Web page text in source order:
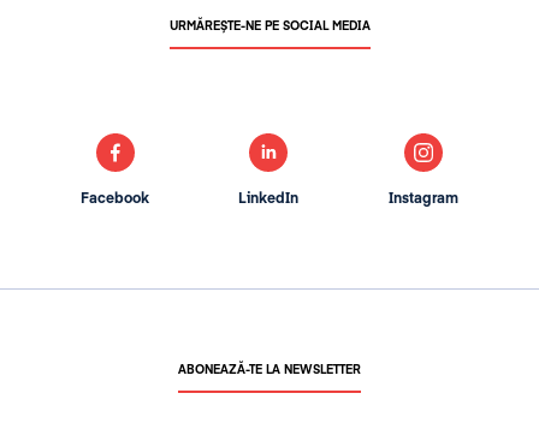
ABONEAZĂ-TE LA NEWSLETTER
URMĂREȘTE-NE PE SOCIAL MEDIA
Facebook LinkedIn Instagram